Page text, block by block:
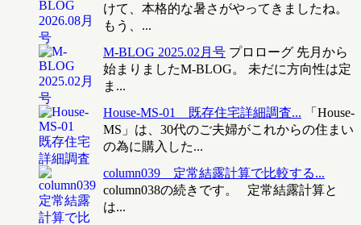
けて、本格的な暑さがやってきましたね。
もう、...
M-BLOG 2025.02月号 プロローグ 先月から
始まりましたM-BLOG。 未だに方向性は定
ま...
House-MS-01 既存住宅詳細調査...
「House-
MS」は、30代のご夫婦がこれからの住まい
の為に購入した...
column039 定常結露計算で比較する...
column038の続きです。 定常結露計算と
は...